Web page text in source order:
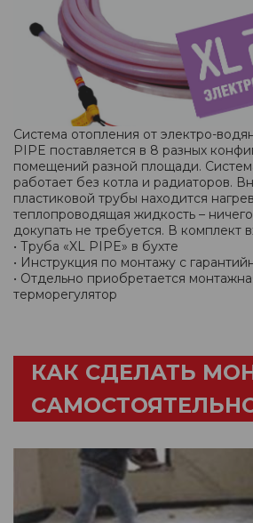
Система отопления от электро-
PIPE поставляется в 8 разных
помещений разной площади.
работает без котла и радиаторов.
пластиковой трубы находится
теплопроводящая жидкость – ничего
докупать не требуется. В комплект
• Труба «XL PIPE» в бухте
• Инструкция по монтажу с
• Отдельно приобретается
терморегулятор
КАК СДЕЛАТЬ